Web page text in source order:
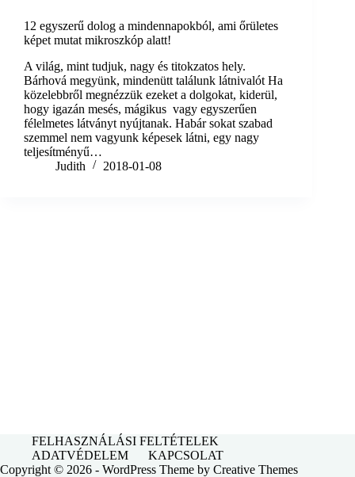
12 egyszerű dolog a mindennapokból, ami őrületes
képet mutat mikroszkóp alatt!
A világ, mint tudjuk, nagy és titokzatos hely.
Bárhová megyünk, mindenütt találunk látnivalót Ha
közelebbről megnézzük ezeket a dolgokat, kiderül,
hogy igazán mesés, mágikus vagy egyszerűen
félelmetes látványt nyújtanak. Habár sokat szabad
szemmel nem vagyunk képesek látni, egy nagy
teljesítményű…
Judith
2018-01-08
FELHASZNÁLÁSI FELTÉTELEK
ADATVÉDELEM
KAPCSOLAT
Copyright © 2026 - WordPress Theme by Creative Themes